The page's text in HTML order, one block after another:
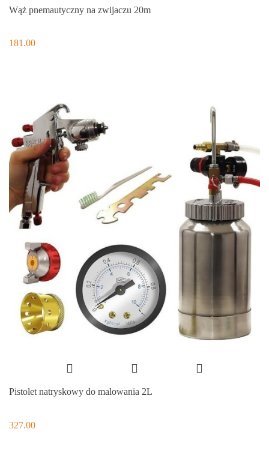
Wąż pnemautyczny na zwijaczu 20m
181.00
Pistolet natryskowy do malowania 2L
327.00